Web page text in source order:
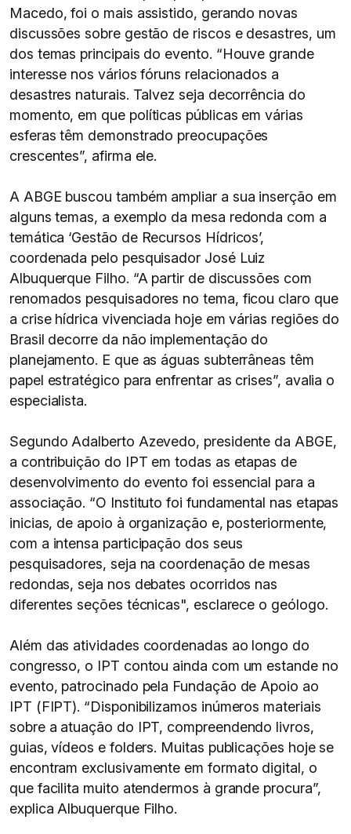
Macedo, foi o mais assistido, gerando novas
discussões sobre gestão de riscos e desastres, um
dos temas principais do evento. “Houve grande
interesse nos vários fóruns relacionados a
desastres naturais. Talvez seja decorrência do
momento, em que políticas públicas em várias
esferas têm demonstrado preocupações
crescentes”, afirma ele.
A ABGE buscou também ampliar a sua inserção em
alguns temas, a exemplo da mesa redonda com a
temática ‘Gestão de Recursos Hídricos’,
coordenada pelo pesquisador José Luiz
Albuquerque Filho. “A partir de discussões com
renomados pesquisadores no tema, ficou claro que
a crise hídrica vivenciada hoje em várias regiões do
Brasil decorre da não implementação do
planejamento. E que as águas subterrâneas têm
papel estratégico para enfrentar as crises”, avalia o
especialista.
Segundo Adalberto Azevedo, presidente da ABGE,
a contribuição do IPT em todas as etapas de
desenvolvimento do evento foi essencial para a
associação. “O Instituto foi fundamental nas etapas
inicias, de apoio à organização e, posteriormente,
com a intensa participação dos seus
pesquisadores, seja na coordenação de mesas
redondas, seja nos debates ocorridos nas
diferentes seções técnicas", esclarece o geólogo.
Além das atividades coordenadas ao longo do
congresso, o IPT contou ainda com um estande no
evento, patrocinado pela Fundação de Apoio ao
IPT (FIPT). “Disponibilizamos inúmeros materiais
sobre a atuação do IPT, compreendendo livros,
guias, vídeos e folders. Muitas publicações hoje se
encontram exclusivamente em formato digital, o
que facilita muito atendermos à grande procura”,
explica Albuquerque Filho.